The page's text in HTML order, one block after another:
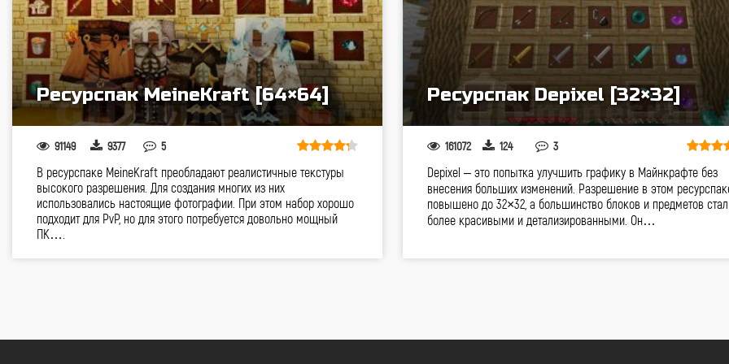
Ресурспак MeineKraft [64×64]
91149 9377 5
В ресурспаке MeineKraft преобладают реалистичные текстуры
высокого разрешения. Для создания многих из них
использовались настоящие фотографии. При этом набор хорошо
подходит для PvP, но для этого потребуется довольно мощный
ПК….
Ресурспак Depixel [32×32]
161072 124 3
Depixel – это попытка улучшить графику в Майнкрафте без
внесения больших изменений. Разрешение в этом
повышено до 32×32, а большинство блоков и предметов
более красивыми и детализированными. Он…